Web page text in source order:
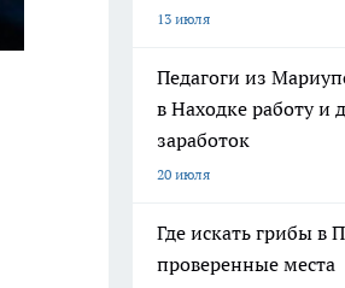
13 июля
Педагоги из
в Находке работу и
заработок
20 июля
Где искать грибы в
проверенные места